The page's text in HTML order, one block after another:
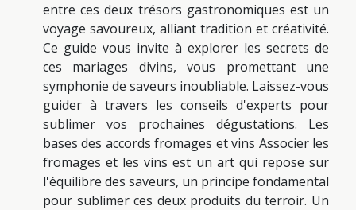
entre ces deux trésors gastronomiques est un
voyage savoureux, alliant tradition et créativité.
Ce guide vous invite à explorer les secrets de
ces mariages divins, vous promettant une
symphonie de saveurs inoubliable. Laissez-vous
guider à travers les conseils d'experts pour
sublimer vos prochaines dégustations. Les
bases des accords fromages et vins Associer les
fromages et les vins est un art qui repose sur
l'équilibre des saveurs, un principe fondamental
pour sublimer ces deux produits du terroir. Un